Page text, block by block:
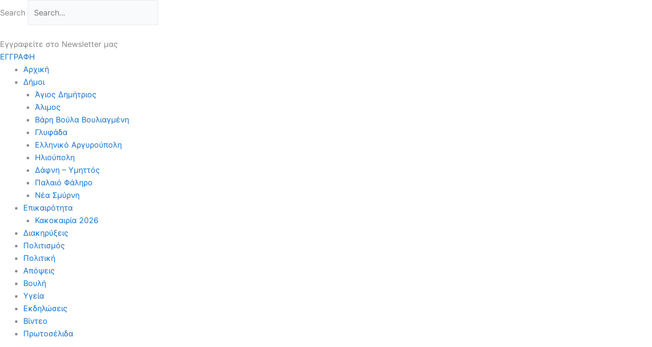
στο
Search
Εγγραφείτε στο Newsletter μας
ΕΓΓΡΑΦΗ
Αρχική
Δήμοι
Άγιος Δημήτριος
Άλιμος
Βάρη Βούλα Βουλιαγμένη
Γλυφάδα
Ελληνικό Αργυρούπολη
Ηλιούπολη
Δάφνη – Υμηττός
Παλαιό Φάληρο
Νέα Σμύρνη
Επικαιρότητα
Κακοκαιρία 2026
Διακηρύξεις
Πολιτισμός
Πολιτική
Απόψεις
Βουλή
Υγεία
Εκδηλώσεις
Βίντεο
Πρωτοσέλιδα